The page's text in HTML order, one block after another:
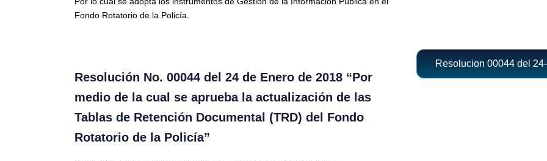
Fondo Rotatorio de la Policía.
Resolución No. 00044 del 24 de Enero de 2018 “Por
medio de la cual se aprueba la actualización de las
Tablas de Retención Documental (TRD) del Fondo
Rotatorio de la Policía”
Resolucion 00044 del